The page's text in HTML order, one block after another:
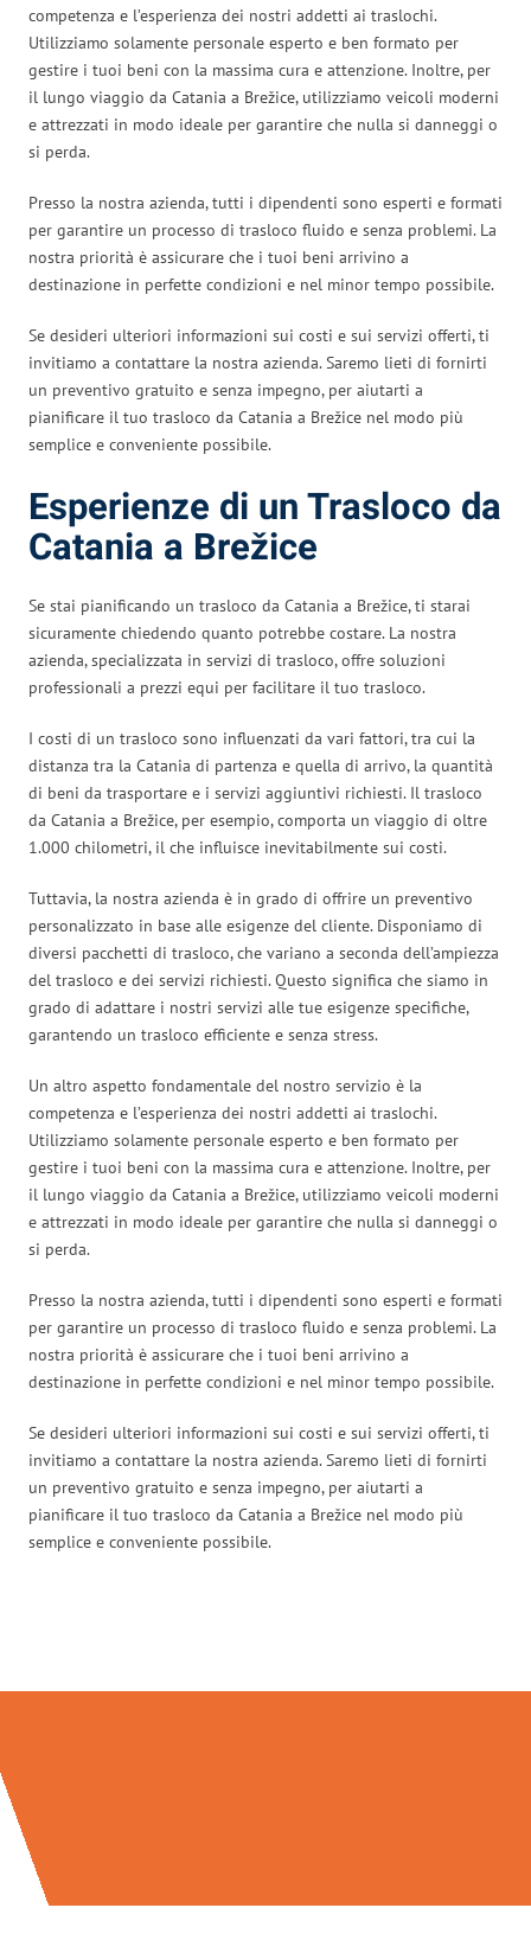
competenza e l’esperienza dei nostri addetti ai traslochi.
Utilizziamo solamente personale esperto e ben formato per
gestire i tuoi beni con la massima cura e attenzione. Inoltre, per
il lungo viaggio da Catania a Brežice, utilizziamo veicoli moderni
e attrezzati in modo ideale per garantire che nulla si danneggi o
si perda.
Presso la nostra azienda, tutti i dipendenti sono esperti e formati
per garantire un processo di trasloco fluido e senza problemi. La
nostra priorità è assicurare che i tuoi beni arrivino a
destinazione in perfette condizioni e nel minor tempo possibile.
Se desideri ulteriori informazioni sui costi e sui servizi offerti, ti
invitiamo a contattare la nostra azienda. Saremo lieti di fornirti
un preventivo gratuito e senza impegno, per aiutarti a
pianificare il tuo trasloco da Catania a Brežice nel modo più
semplice e conveniente possibile.
Esperienze di un Trasloco da
Catania a Brežice
Se stai pianificando un trasloco da Catania a Brežice, ti starai
sicuramente chiedendo quanto potrebbe costare. La nostra
azienda, specializzata in servizi di trasloco, offre soluzioni
professionali a prezzi equi per facilitare il tuo trasloco.
I costi di un trasloco sono influenzati da vari fattori, tra cui la
distanza tra la Catania di partenza e quella di arrivo, la quantità
di beni da trasportare e i servizi aggiuntivi richiesti. Il trasloco
da Catania a Brežice, per esempio, comporta un viaggio di oltre
1.000 chilometri, il che influisce inevitabilmente sui costi.
Tuttavia, la nostra azienda è in grado di offrire un preventivo
personalizzato in base alle esigenze del cliente. Disponiamo di
diversi pacchetti di trasloco, che variano a seconda dell’ampiezza
del trasloco e dei servizi richiesti. Questo significa che siamo in
grado di adattare i nostri servizi alle tue esigenze specifiche,
garantendo un trasloco efficiente e senza stress.
Un altro aspetto fondamentale del nostro servizio è la
competenza e l’esperienza dei nostri addetti ai traslochi.
Utilizziamo solamente personale esperto e ben formato per
gestire i tuoi beni con la massima cura e attenzione. Inoltre, per
il lungo viaggio da Catania a Brežice, utilizziamo veicoli moderni
e attrezzati in modo ideale per garantire che nulla si danneggi o
si perda.
Presso la nostra azienda, tutti i dipendenti sono esperti e formati
per garantire un processo di trasloco fluido e senza problemi. La
nostra priorità è assicurare che i tuoi beni arrivino a
destinazione in perfette condizioni e nel minor tempo possibile.
Se desideri ulteriori informazioni sui costi e sui servizi offerti, ti
invitiamo a contattare la nostra azienda. Saremo lieti di fornirti
un preventivo gratuito e senza impegno, per aiutarti a
pianificare il tuo trasloco da Catania a Brežice nel modo più
semplice e conveniente possibile.